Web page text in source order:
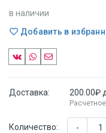
в наличии
Добавить в
Доставка: 200.00₽
Количество: -